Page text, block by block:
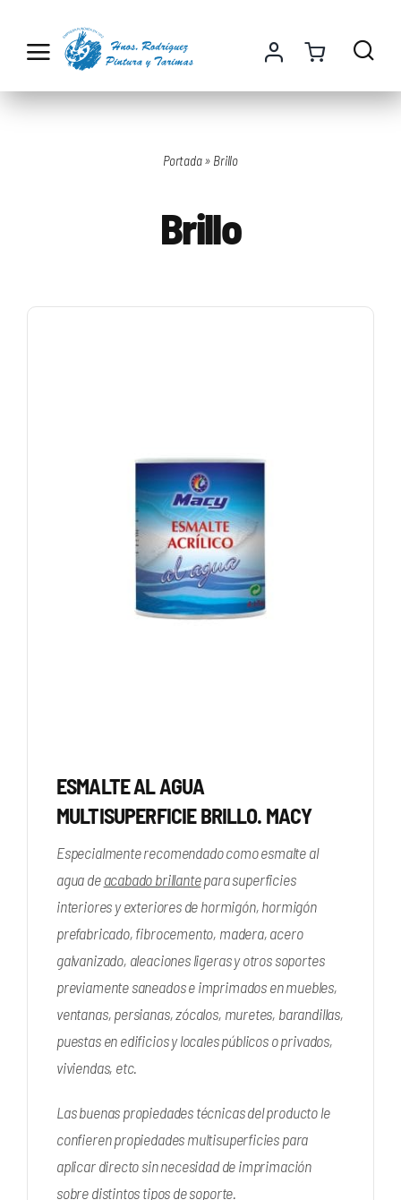
contenido
Portada» Brillo
Brillo
ESMALTE AL AGUA
MULTISUPERFICIE BRILLO. MACY
Especialmente recomendado como esmalte al
agua deacabado brillantepara superficies
interiores y exteriores de hormigón, hormigón
prefabricado, fibrocemento, madera, acero
galvanizado, aleaciones ligeras y otros soportes
previamente saneados e imprimados en muebles,
ventanas, persianas, zócalos, muretes, barandillas,
puestas en edificios y locales públicos o privados,
viviendas, etc.
Las buenas propiedades técnicas del producto le
confieren propiedades multisuperficies para
aplicar directo sin necesidad de imprimación
sobre distintos tipos de soporte.